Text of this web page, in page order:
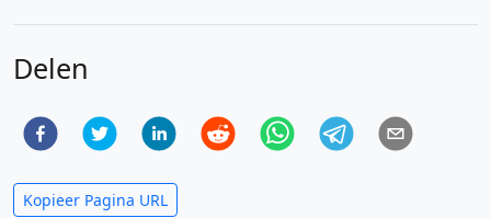
Delen
Kopieer Pagina URL